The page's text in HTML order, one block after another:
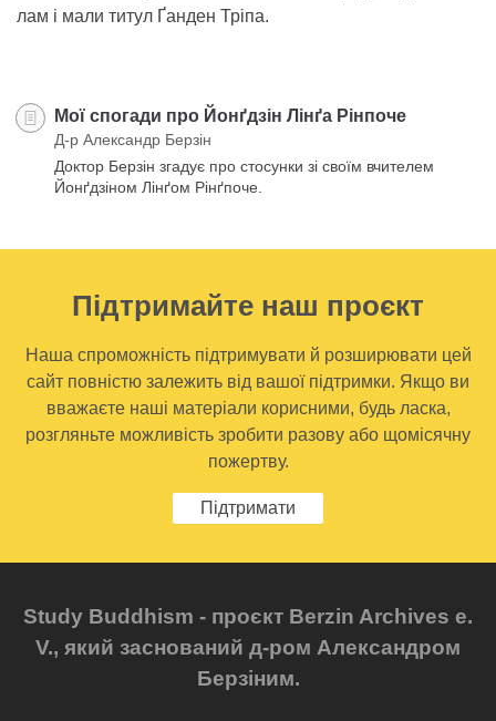
лам і мали титул Ґанден Тріпа.
Мої спогади про Йонґдзін Лінґа Рінпоче
Д-р Александр Берзін
Доктор Берзін згадує про стосунки зі своїм вчителем
Йонґдзіном Лінґом Рінґпоче.
Підтримайте наш проєкт
Наша спроможність підтримувати й розширювати цей
сайт повністю залежить від вашої підтримки. Якщо ви
вважаєте наші матеріали корисними, будь ласка,
розгляньте можливість зробити разову або щомісячну
пожертву.
Підтримати
Study Buddhism - проєкт Berzin Archives e.
V., який заснований д-ром Александром
Берзіним.